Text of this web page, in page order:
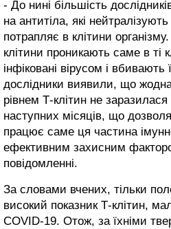
- До нині більшість
на антитіла, які
потрапляє в клітини
клітини проникають саме в ті
інфіковані вірусом і
дослідники виявили, що
рівнем Т-клітин не
наступних місяців, що
працює саме ця частина
ефективним захисним
повідомленні.
За словами вчених, тільки
високий показник Т-клітин,
COVID-19. Отож, за їхніми